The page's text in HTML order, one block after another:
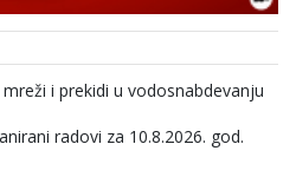
i prekidi u vodosnabdevanju
radovi za 10.8.2026. god.